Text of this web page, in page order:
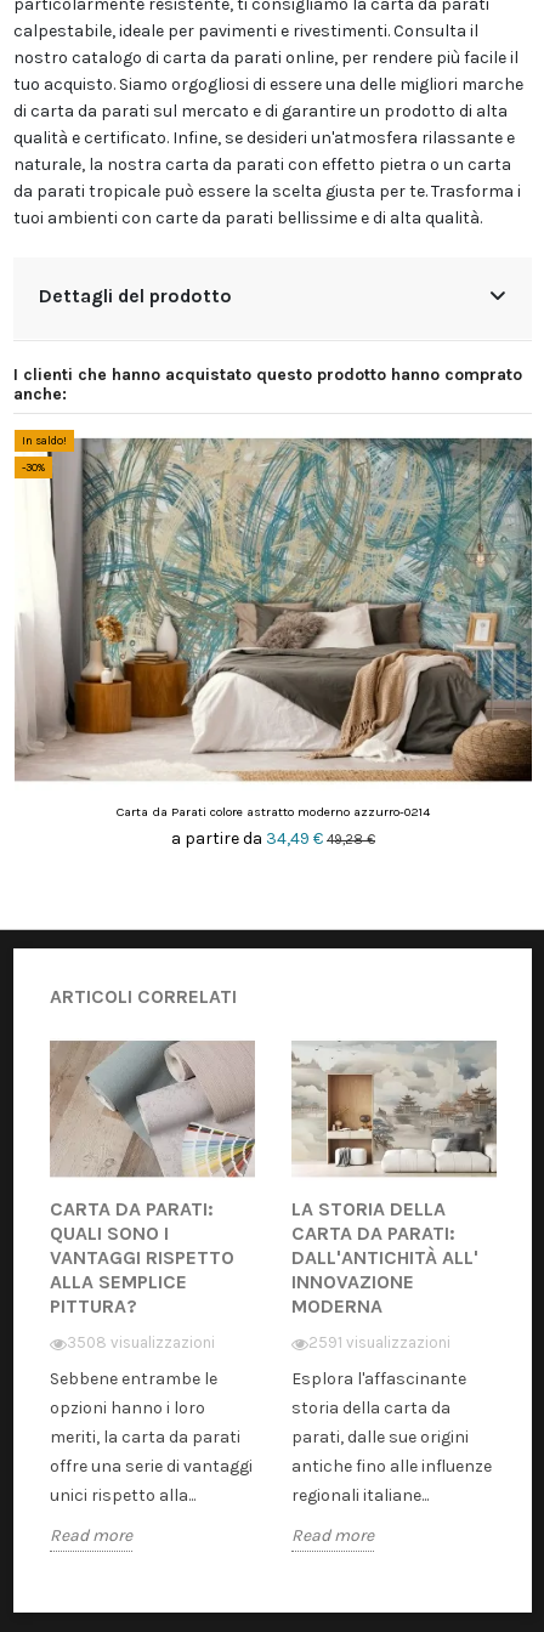
calpestabile, ideale per pavimenti e rivestimenti. Consulta il
nostro catalogo di carta da parati online, per rendere più facile il
tuo acquisto. Siamo orgogliosi di essere una delle migliori marche
di carta da parati sul mercato e di garantire un prodotto di alta
qualità e certificato. Infine, se desideri un'atmosfera rilassante e
naturale, la nostra carta da parati con effetto pietra o un carta
da parati tropicale può essere la scelta giusta per te. Trasforma i
tuoi ambienti con carte da parati bellissime e di alta qualità.
Dettagli del prodotto
I clienti che hanno acquistato questo prodotto hanno comprato
anche:
In saldo!
-30%
Carta da Parati colore astratto moderno azzurro-0214
a partire da 34,49 € 49,28 €
ARTICOLI CORRELATI
CARTA DA PARATI:
QUALI SONO I
VANTAGGI RISPETTO
ALLA SEMPLICE
PITTURA?
3508 visualizzazioni
Sebbene entrambe le
opzioni hanno i loro
meriti, la carta da parati
offre una serie di vantaggi
unici rispetto alla...
Read more
LA STORIA DELLA
CARTA DA PARATI:
DALL'ANTICHITÀ ALL'
INNOVAZIONE
MODERNA
2591 visualizzazioni
Esplora l'affascinante
storia della carta da
parati, dalle sue origini
antiche fino alle influenze
regionali italiane...
Read more